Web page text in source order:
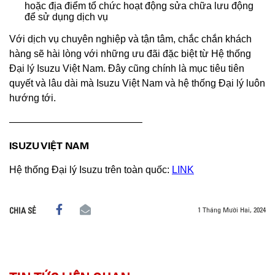
hoặc địa điểm tổ chức hoạt động sửa chữa lưu động
để sử dụng dịch vụ
Với dịch vụ chuyên nghiệp và tận tâm, chắc chắn khách
hàng sẽ hài lòng với những ưu đãi đặc biệt từ Hệ thống
Đại lý Isuzu Việt Nam. Đây cũng chính là mục tiêu tiên
quyết và lâu dài mà Isuzu Việt Nam và hệ thống Đại lý luôn
hướng tới.
—————————————–
ISUZU VIỆT NAM
Hệ thống Đại lý Isuzu trên toàn quốc: LINK
CHIA SẺ 1 Tháng Mười Hai, 2024